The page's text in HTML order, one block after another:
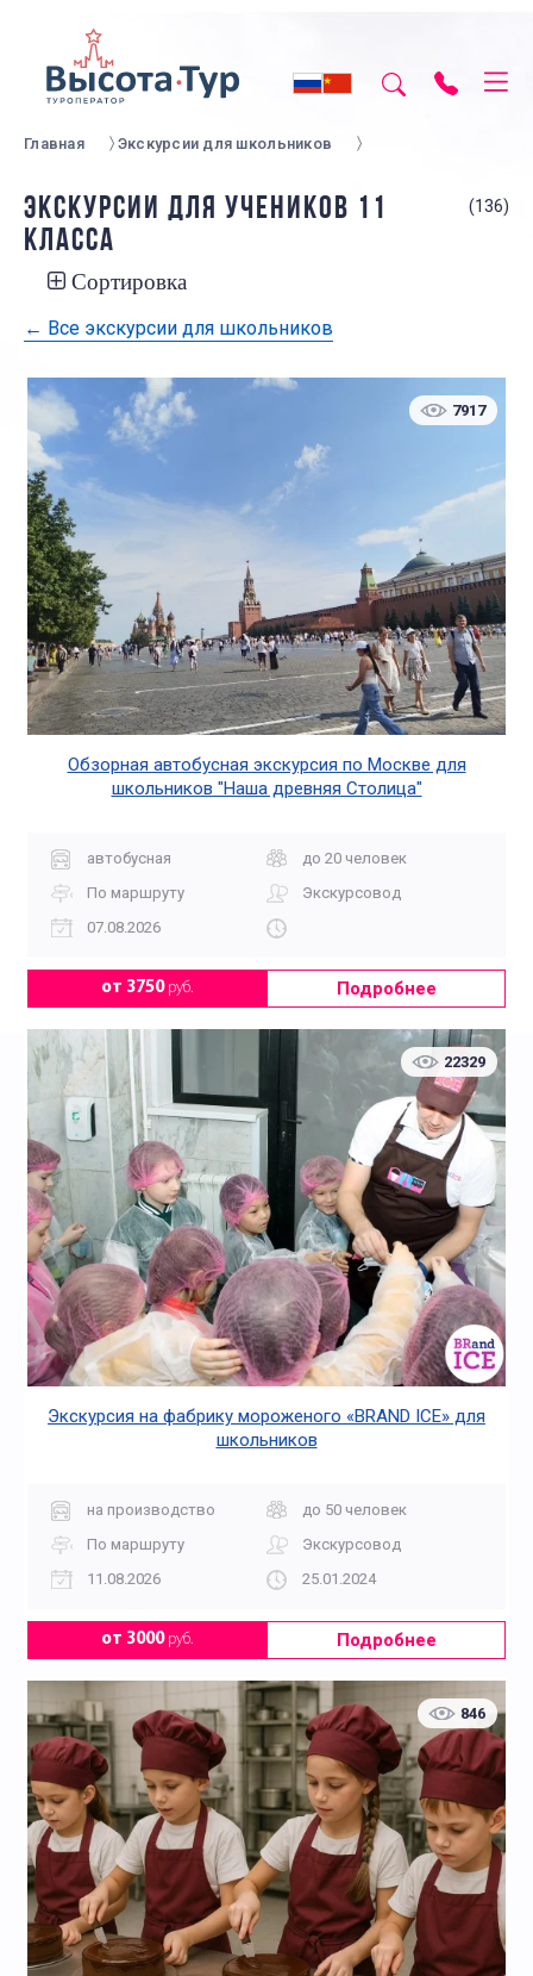
Главная Экскурсии для школьников
ЭКСКУРСИИ ДЛЯ УЧЕНИКОВ 11
КЛАССА
(136)
Сортировка
← Все экскурсии для школьников
7917
Обзорная автобусная экскурсия по Москве для
школьников "Наша древняя Столица"
автобусная
до 20 человек
По маршруту
Экскурсовод
07.08.2026
от 3750руб. Подробнее
22329
Экскурсия на фабрику мороженого «BRAND ICE» для
школьников
на производство
до 50 человек
По маршруту
Экскурсовод
11.08.2026
25.01.2024
от 3000руб. Подробнее
846